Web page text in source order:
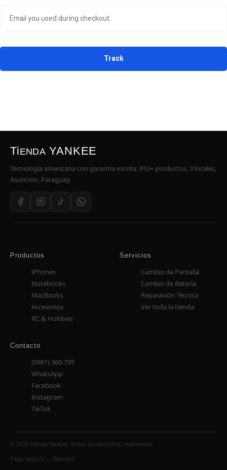
Track
TiENDA YANKEE
Tecnología americana con garantía escrita. 910+ productos, 3 locales,
Asunción, Paraguay.
Productos
iPhones
Notebooks
MacBooks
Accesorios
RC & Hobbies
Servicios
Cambio de Pantalla
Cambio de Batería
Reparación Técnica
Ver toda la tienda
Contacto
(0981) 360-795
WhatsApp
Facebook
Instagram
TikTok
© 2025 Tienda Yankee. Todos los derechos reservados.
Pago seguro — Bancard